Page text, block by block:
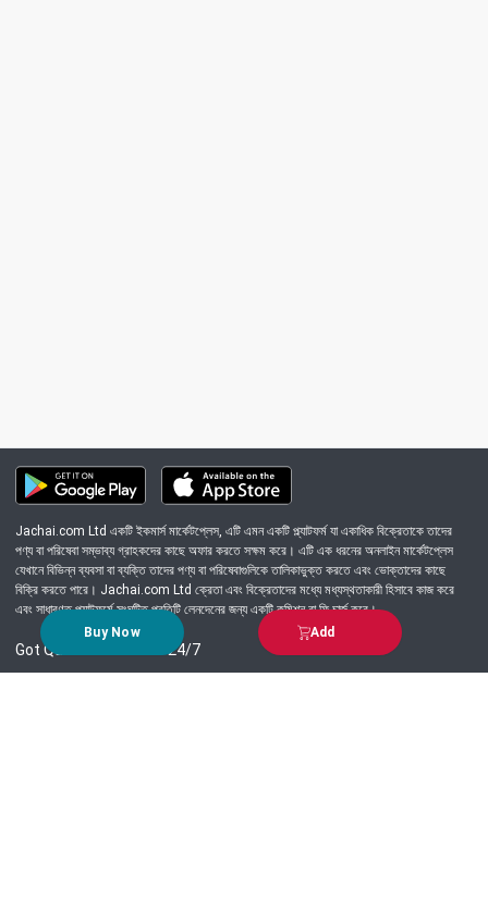
Buy Now Add
Jachai.com Ltd একটি ইকমার্স মার্কেটপ্লেস, এটি এমন একটি প্ল্যাটফর্ম যা একাধিক বিক্রেতাকে তাদের
পণ্য বা পরিষেবা সম্ভাব্য গ্রাহকদের কাছে অফার করতে সক্ষম করে। এটি এক ধরনের অনলাইন মার্কেটপ্লেস
যেখানে বিভিন্ন ব্যবসা বা ব্যক্তি তাদের পণ্য বা পরিষেবাগুলিকে তালিকাভুক্ত করতে এবং ভোক্তাদের কাছে
বিক্রি করতে পারে। Jachai.com Ltd ক্রেতা এবং বিক্রেতাদের মধ্যে মধ্যস্থতাকারী হিসাবে কাজ করে
এবং সাধারণত প্ল্যাটফর্মে সংঘটিত প্রতিটি লেনদেনের জন্য একটি কমিশন বা ফি চার্জ করে।
Got Question? Call us 24/7